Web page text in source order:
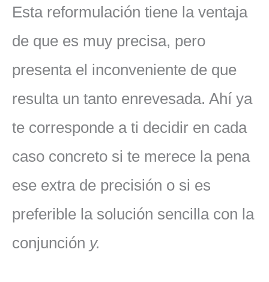
Esta reformulación tiene la ventaja
de que es muy precisa, pero
presenta el inconveniente de que
resulta un tanto enrevesada. Ahí ya
te corresponde a ti decidir en cada
caso concreto si te merece la pena
ese extra de precisión o si es
preferible la solución sencilla con la
conjunción y.